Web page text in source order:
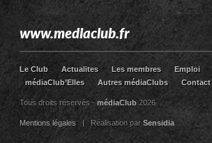
www.mediaclub.fr
Le Club Actualites Les membres Emploi
médiaClub’Elles
Autres médiaClubs Contact
Tous droits réservés -médiaClub 2026
Mentions légales| Réalisation parSensidia